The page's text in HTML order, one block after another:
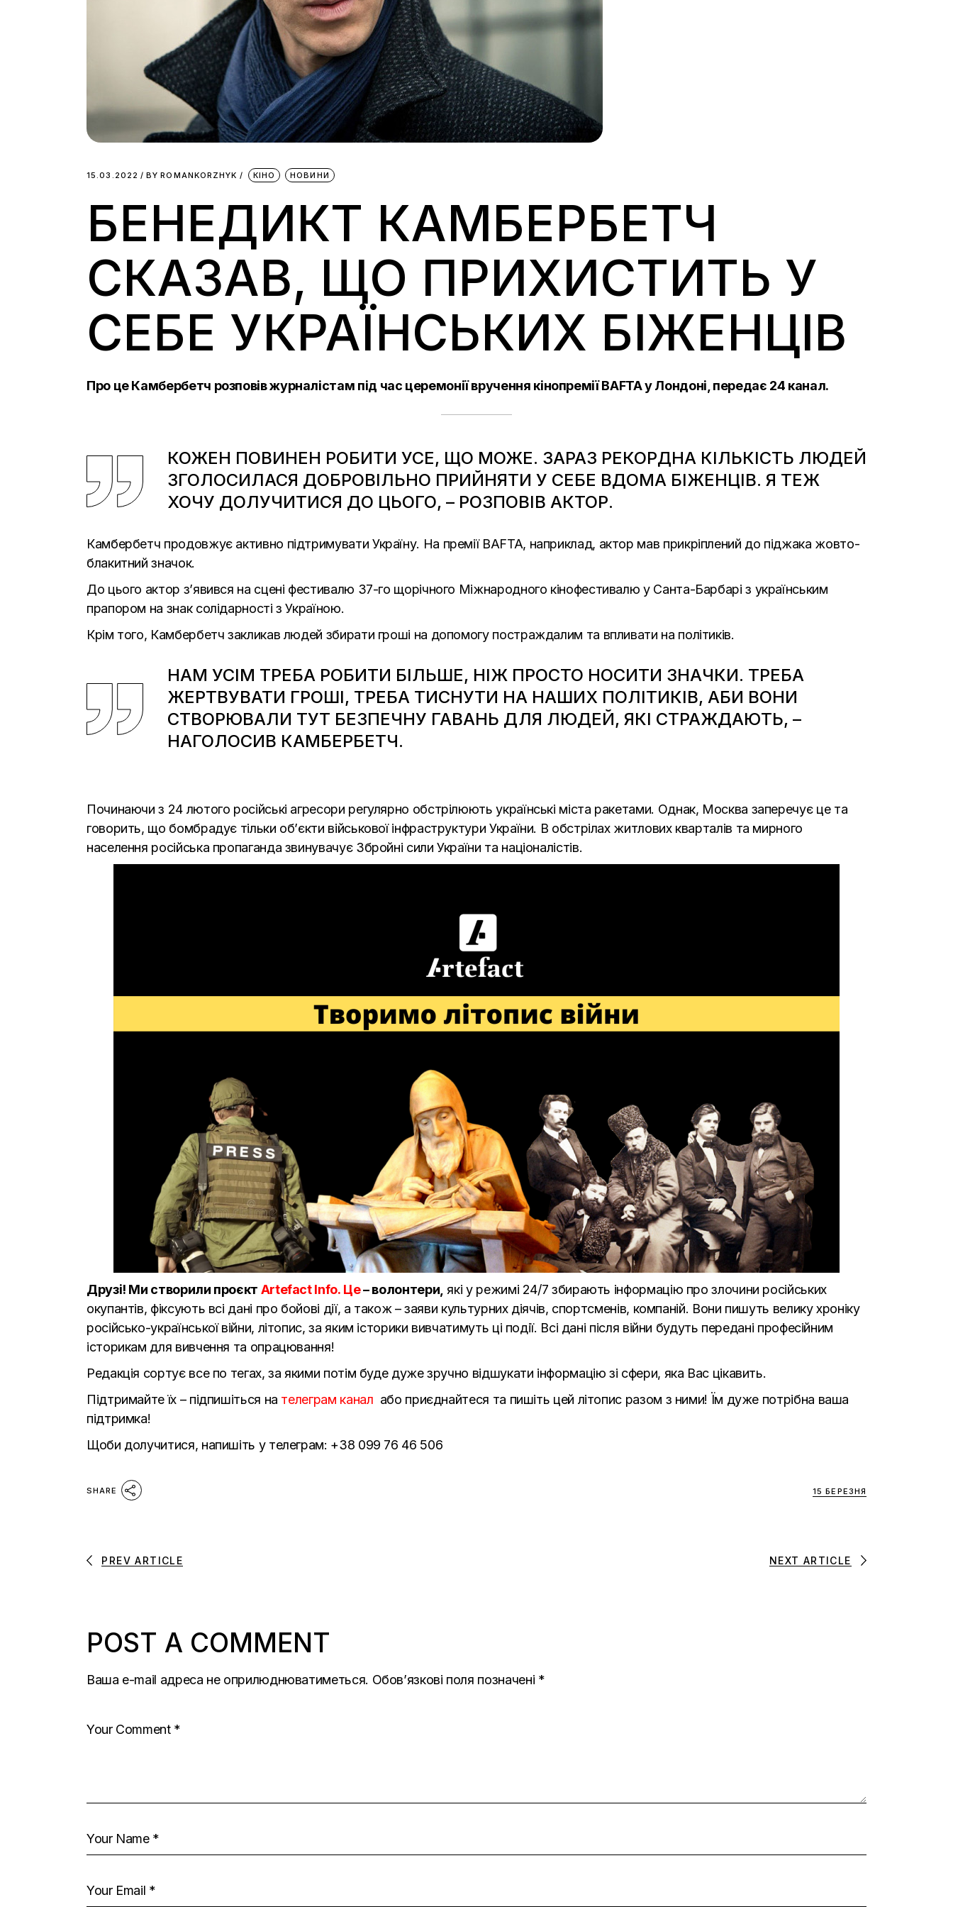
15.03.2022 BY ROMANKORZHYK КІНО НОВИНИ
БЕНЕДИКТ КАМБЕРБЕТЧ
СКАЗАВ, ЩО ПРИХИСТИТЬ У
СЕБЕ УКРАЇНСЬКИХ БІЖЕНЦІВ
Про це Камбербетч розповів журналістам під час церемонії вручення кінопремії BAFTA у Лондоні, передає 24 канал.
КОЖЕН ПОВИНЕН РОБИТИ УСЕ, ЩО МОЖЕ. ЗАРАЗ РЕКОРДНА КІЛЬКІСТЬ ЛЮДЕЙ
ЗГОЛОСИЛАСЯ ДОБРОВІЛЬНО ПРИЙНЯТИ У СЕБЕ ВДОМА БІЖЕНЦІВ. Я ТЕЖ
ХОЧУ ДОЛУЧИТИСЯ ДО ЦЬОГО, – РОЗПОВІВ АКТОР.
Камбербетч продовжує активно підтримувати Україну. На премії BAFTA, наприклад, актор мав прикріплений до піджака жовто-
блакитний значок.
До цього актор з’явився на сцені фестивалю 37-го щорічного Міжнародного кінофестивалю у Санта-Барбарі з українським
прапором на знак солідарності з Україною.
Крім того, Камбербетч закликав людей збирати гроші на допомогу постраждалим та впливати на політиків.
НАМ УСІМ ТРЕБА РОБИТИ БІЛЬШЕ, НІЖ ПРОСТО НОСИТИ ЗНАЧКИ. ТРЕБА
ЖЕРТВУВАТИ ГРОШІ, ТРЕБА ТИСНУТИ НА НАШИХ ПОЛІТИКІВ, АБИ ВОНИ
СТВОРЮВАЛИ ТУТ БЕЗПЕЧНУ ГАВАНЬ ДЛЯ ЛЮДЕЙ, ЯКІ СТРАЖДАЮТЬ, –
НАГОЛОСИВ КАМБЕРБЕТЧ.
Починаючи з 24 лютого російські агресори регулярно обстрілюють українські міста ракетами. Однак, Москва заперечує це та
говорить, що бомбрадує тільки об’єкти військової інфраструктури України. В обстрілах житлових кварталів та мирного
населення російська пропаганда звинувачує Збройні сили України та націоналістів.
Друзі! Ми створили проєкт Artefact Info. Це– волонтери, які у режимі 24/7 збирають інформацію про злочини російських
окупантів, фіксують всі дані про бойові дії, а також – заяви культурних діячів, спортсменів, компаній. Вони пишуть велику хроніку
російсько-української війни, літопис, за яким історики вивчатимуть ці події. Всі дані після війни будуть передані професійним
історикам для вивчення та опрацювання!
Редакція сортує все по тегах, за якими потім буде дуже зручно відшукати інформацію зі сфери, яка Вас цікавить.
Підтримайте їх – підпишіться на телеграм канал або приєднайтеся та пишіть цей літопис разом з ними! Їм дуже потрібна ваша
підтримка!
Щоби долучитися, напишіть у телеграм: +38 099 76 46 506
SHARE 15 БЕРЕЗНЯ
PREV ARTICLE NEXT ARTICLE
POST A COMMENT
Ваша e-mail адреса не оприлюднюватиметься. Обов’язкові поля позначені *